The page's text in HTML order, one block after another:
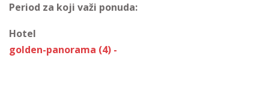
Period za koji važi ponuda:
Hotel
golden-panorama (4) -